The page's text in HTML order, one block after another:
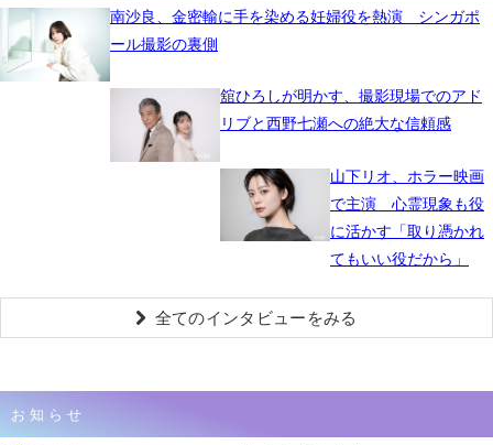
南沙良、金密輸に手を染める妊婦役を熱演 シンガポ
ール撮影の裏側
舘ひろしが明かす、撮影現場でのアド
リブと西野七瀬への絶大な信頼感
山下リオ、ホラー映画
で主演 心霊現象も役
に活かす「取り憑かれ
てもいい役だから」
全てのインタビューをみる
お知らせ